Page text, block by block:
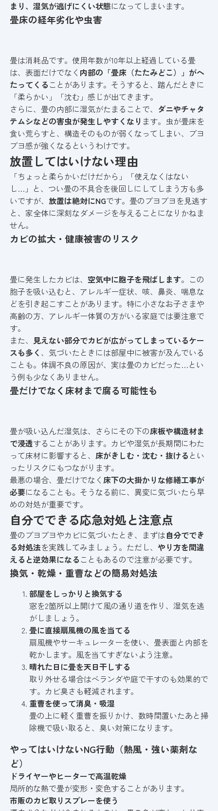
まり、湿気が逃げにくい状態になってしまいます。
畳床の経年劣化や虫害
畳は消耗品です。使用年数が10年以上経過している畳
は、表面だけでなく 内部の「畳床（たたみどこ）」がへ
たってくることがあります。そうすると、踏んだときに
「柔らかい」「沈む」感じが出てきます。
さらに、畳の内部に湿気がたまることで、 ダニやチャタ
テムシなどの害虫が発生しやすくなり ます。虫が畳床を
食い荒らすと、構造そのものが弱くなってしまい、ブヨ
ブヨ感が強くなるというわけです。
放置してはいけない理由
「ちょっと柔らかいだけだから」「使えなくはない
し…」と、つい畳の不具合を後回しにしてしまう方も多
いですが、 放置は絶対にNGです。畳のブヨブヨを見逃す
と、家全体に深刻なダメージを与えることになりかねま
せん。
カビの拡大・健康被害のリスク
畳に発生したカビは、 空気中に胞子を飛ばします。この
胞子を吸い込むと、アレルギー症状、咳、鼻炎、喘息な
どを引き起こすことがあります。特に小さなお子さまや
高齢の方、アレルギー体質の方がいる家庭では要注意で
す。
また、 見えない部分でカビが広がってしまっているケー
スも多く 、気づいたときには部屋中に被害が及んでいる
ことも。体調不良の原因が、実は畳のカビだった…とい
う例も少なくありません。
畳だけでなく床材まで腐る可能性も
畳が吸い込んだ湿気は、さらにその下の床板や構造材ま
で浸透することがあります。カビや湿気が長期間にわた
って床材に影響すると、 床がきしむ・沈む・抜ける とい
ったリスクにもつながります。
最悪の場合、畳だけでなく 床下の大掛かりな修繕工事が
必要になることも。そうなる前に、異変に気づいたら早
めの対処が重要です。
自分でできる応急対処と注意点
畳のブヨブヨやカビに気づいたとき、まずは自分ででき
る対処法を実践してみましょう。ただし、 やり方を間違
えると逆効果になることもあるので注意が必要です。
換気・乾燥・重曹などの簡易対処法
部屋をしっかりと換気する
窓を2箇所以上開けて風の通り道を作り、湿気を逃
がしましょう。
畳に直接扇風機の風を当てる
扇風機やサーキュレーターを使い、畳表面と内部を
乾かします。風を当てすぎないよう注意。
晴れた日に畳を天日干しする
取り外せる場合はベランダや庭で干すのも効果的で
す。カビ臭さも軽減されます。
重曹を使って消臭・吸湿
畳の上に軽く重曹を振りかけ、数時間置いたあと掃
除機で吸い取ると、臭い対策になります。
やってはいけないNG行動（熱風・強い薬剤な
ど）
ドライヤーやヒーターで高温乾燥
局所的な熱で畳が変形・変色することがあります。
市販のカビ取りスプレーを使う